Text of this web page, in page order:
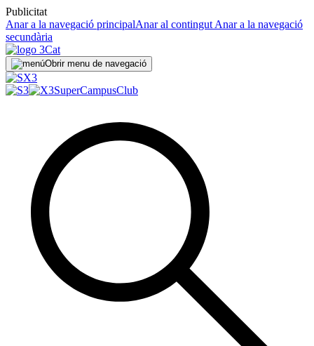
Publicitat
Anar a la navegació principalAnar al contingut Anar a la navegació
secundària
Obrir menu de navegació
SuperCampusClub